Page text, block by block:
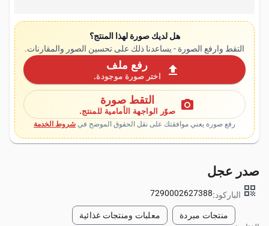
هل لديك صورة لهذا المنتج؟
التقط وارفع الصورة - يساعدنا ذلك على تحسين الصور والمقارنات.
upload رفع ملف
اختر صورة موجودة.
photo_camera التقط صورة
صوّر الواجهة الأمامية للمنتج.
رفع صورة يعني موافقتك على نقل الحقوق الموضح في شروط الخدمة
صدر عجل
qr_code الباركود:7290002627388
منتجات مبردة معلبات ومنتجات غذائية